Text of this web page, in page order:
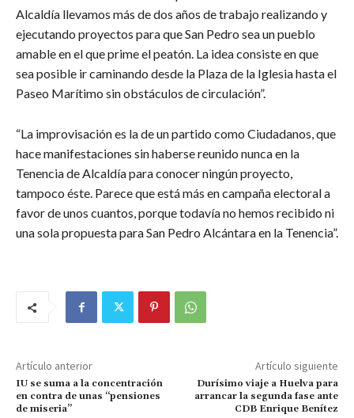
Alcaldía llevamos más de dos años de trabajo realizando y
ejecutando proyectos para que San Pedro sea un pueblo
amable en el que prime el peatón. La idea consiste en que
sea posible ir caminando desde la Plaza de la Iglesia hasta el
Paseo Marítimo sin obstáculos de circulación”.
“La improvisación es la de un partido como Ciudadanos, que
hace manifestaciones sin haberse reunido nunca en la
Tenencia de Alcaldía para conocer ningún proyecto,
tampoco éste. Parece que está más en campaña electoral a
favor de unos cuantos, porque todavía no hemos recibido ni
una sola propuesta para San Pedro Alcántara en la Tenencia”.
Artículo anterior
IU se suma a la concentración
en contra de unas “pensiones
de miseria”
Artículo siguiente
Durísimo viaje a Huelva para
arrancar la segunda fase ante
CDB Enrique Benítez